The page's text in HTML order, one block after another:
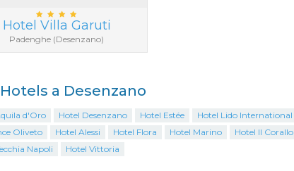
Hotel Villa Garuti
Padenghe (Desenzano)
a Desenzano
d'Oro Hotel Desenzano Hotel Estée Hotel Lido International
Oliveto
Hotel Alessi Hotel Flora Hotel Marino Hotel Il Corallo
Napoli
Hotel Vittoria